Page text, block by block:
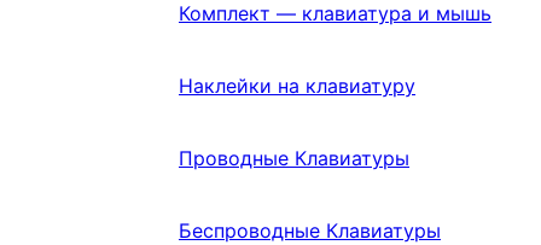
Комплект — клавиатура и мышь
Наклейки на клавиатуру
Проводные Клавиатуры
Беспроводные Клавиатуры